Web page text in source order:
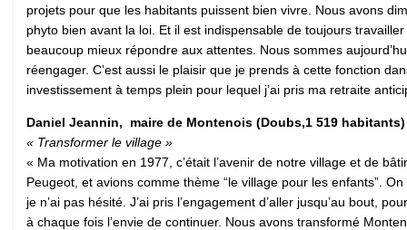
projets pour que les habitants puissent bien vivre. Nous avons
phyto bien avant la loi. Et il est indispensable de toujours
beaucoup mieux répondre aux attentes. Nous sommes
réengager. C’est aussi le plaisir que je prends à cette fonction
investissement à temps plein pour lequel j’ai pris ma retraite
Daniel Jeannin, maire de Montenois (Doubs,1 519 habitants)
« Transformer le village »
« Ma motivation en 1977, c’était l’avenir de notre village et de
Peugeot, et avions comme thème “le village pour les enfants”.
je n’ai pas hésité. J’ai pris l’engagement d’aller jusqu’au bout,
à chaque fois l’envie de continuer. Nous avons transformé